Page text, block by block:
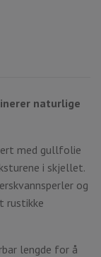
naturlige
med gullfolie
i skjellet.
og
rustikke
lengde for å